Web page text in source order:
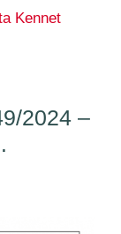
Kennet
2024 –